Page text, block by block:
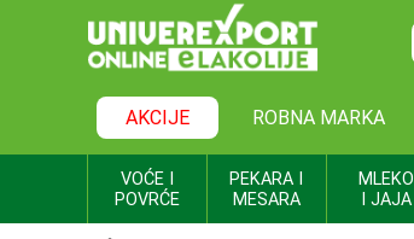
AKCIJE ROBNA MARKA
VOĆE I
POVRĆE
PEKARA I
MESARA
MLEKO
I JAJA